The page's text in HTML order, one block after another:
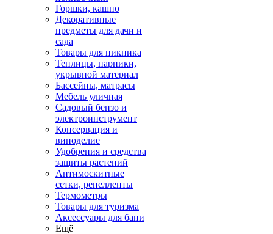
Горшки, кашпо
Декоративные
предметы для дачи и
сада
Товары для пикника
Теплицы, парники,
укрывной материал
Бассейны, матрасы
Мебель уличная
Садовый бензо и
электроинструмент
Консервация и
виноделие
Удобрения и средства
защиты растений
Антимоскитные
сетки, репелленты
Термометры
Товары для туризма
Аксессуары для бани
Ещё